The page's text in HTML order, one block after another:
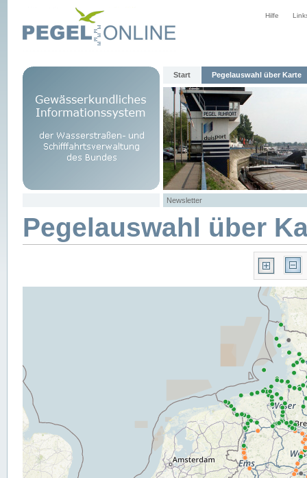
Hilfe
Start Pegelauswahl über Karte
Newsletter
Pegelauswahl über